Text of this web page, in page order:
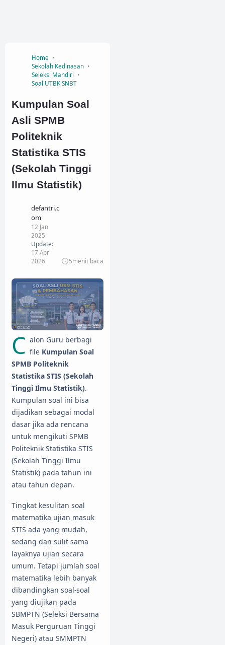
Home
Sekolah Kedinasan
Seleksi Mandiri
Soal UTBK SNBT
Kumpulan Soal
Asli SPMB
Politeknik
Statistika STIS
(Sekolah Tinggi
Ilmu Statistik)
defantri.c
om
12 Jan
2025
Update:
17 Apr
2026
5menit baca
C alon Guru berbagi
file Kumpulan Soal
SPMB Politeknik
Statistika STIS (Sekolah
Tinggi Ilmu Statistik).
Kumpulan soal ini bisa
dijadikan sebagai modal
dasar jika ada rencana
untuk mengikuti SPMB
Politeknik Statistika STIS
(Sekolah Tinggi Ilmu
Statistik) pada tahun ini
atau tahun depan.
Tingkat kesulitan soal
matematika ujian masuk
STIS ada yang mudah,
sedang dan sulit sama
layaknya ujian secara
umum. Tetapi jumlah soal
matematika lebih banyak
dibandingkan soal-soal
yang diujikan pada
SBMPTN (Seleksi Bersama
Masuk Perguruan Tinggi
Negeri) atau SMMPTN